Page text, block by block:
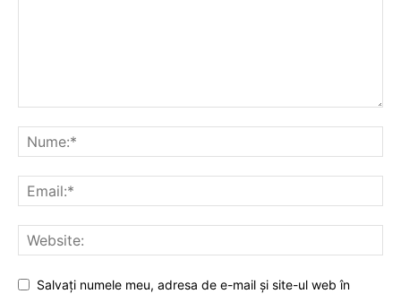
Salvați numele meu, adresa de e-mail și site-ul web în